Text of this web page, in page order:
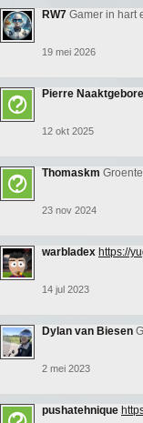
RW7 Gamer in hart
19 mei 2026
Pierre
12 okt 2025
Thomaskm
23 nov 2024
warbladex https://
14 jul 2023
Dylan van Biesen
2 mei 2023
pushatehnique